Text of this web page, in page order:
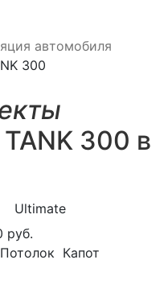
автомобиля
300
300 в
Ultimate
руб.
Потолок Капот